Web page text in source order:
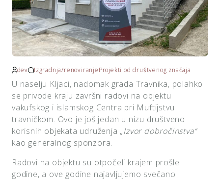
dev Izgradnja/renoviranjeProjekti od društvenog značaja
U naselju Kljaci, nadomak grada Travnika, polahko
se privode kraju završni radovi na objektu
vakufskog i islamskog Centra pri Muftijstvu
travničkom. Ovo je još jedan u nizu društveno
korisnih objekata udruženja „Izvor dobročinstva“
kao generalnog sponzora.
Radovi na objektu su otpočeli krajem prošle
godine, a ove godine najavljujemo svečano